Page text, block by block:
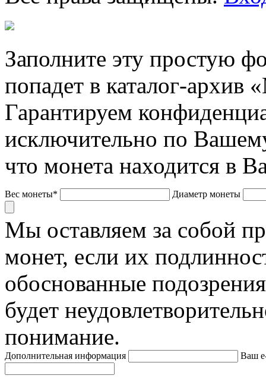
Заполните эту простую
попадет в каталог-архив
Гарантируем
исключительно по
что монета находится в
Вес монеты* Диаметр монеты
Мы оставляем за собой
монет, если их
обоснованные
будет
понимание.
Дополнительная информация Ваш